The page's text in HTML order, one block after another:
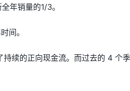
年销量的1/3。
间。
续的正向现金流。而过去的 4 个